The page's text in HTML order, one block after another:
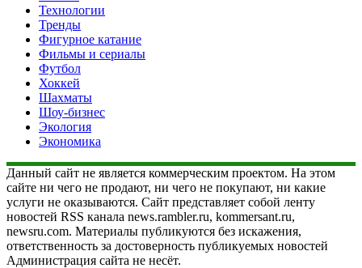
Технологии
Тренды
Фигурное катание
Фильмы и сериалы
Футбол
Хоккей
Шахматы
Шоу-бизнес
Экология
Экономика
Данный сайт не является коммерческим проектом. На этом
сайте ни чего не продают, ни чего не покупают, ни какие
услуги не оказываются. Сайт представляет собой ленту
новостей RSS канала news.rambler.ru, kommersant.ru,
newsru.com. Материалы публикуются без искажения,
ответственность за достоверность публикуемых новостей
Администрация сайта не несёт.